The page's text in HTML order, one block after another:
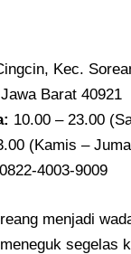
Kec.
Barat 40921
10.00 – 23.00
(Kamis –
0822-4003-9009
menjadi
segelas